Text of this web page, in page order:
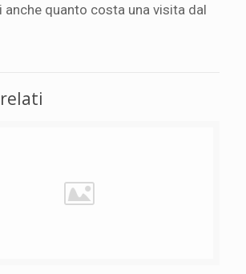
quanto costa una visita dal